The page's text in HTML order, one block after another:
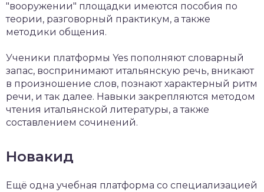
"вооружении" площадки имеются пособия по
теории, разговорный практикум, а также
методики общения.
Ученики платформы Yes пополняют словарный
запас, воспринимают итальянскую речь, вникают
в произношение слов, познают характерный ритм
речи, и так далее. Навыки закрепляются методом
чтения итальянской литературы, а также
составлением сочинений.
Новакид
Ещё одна учебная платформа со специализацией